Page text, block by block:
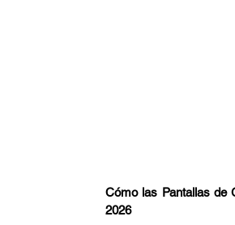
Cómo las Pantallas de
2026